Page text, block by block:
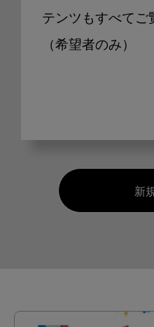
テンツもすべてご
（希望者のみ）
新